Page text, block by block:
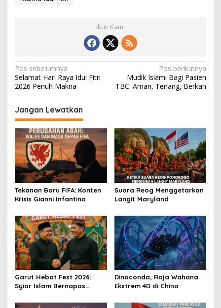
Ikuti Kami
N
a
i
g
a
s
i
p
o
Pos sebelumnya
Selamat Hari Raya Idul Fitri
2026 Penuh Makna
Pos berikutnya
Mudik Islami Bagi Pasien
TBC: Aman, Tenang, Berkah
Jangan Lewatkan
Tekanan Baru FIFA: Konten
Krisis Gianni Infantino
Suara Reog Menggetarkan
Langit Maryland
Garut Hebat Fest 2026:
Syiar Islam Bernapas
Dinoconda, Raja Wahana
Ekstrem 4D di China